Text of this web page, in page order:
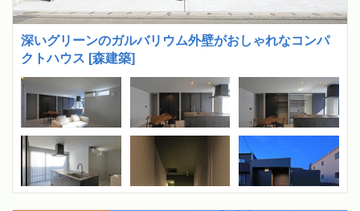
深いグリーンのガルバリウム外壁がおしゃれなコンパ
クトハウス [森建築]